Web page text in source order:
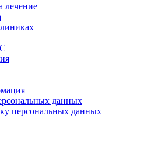
лечение
данных
персональных данных